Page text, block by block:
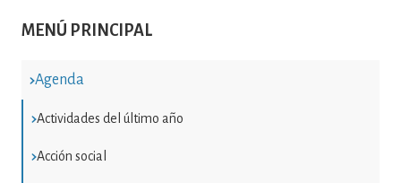
MENÚ PRINCIPAL
Agenda
Actividades del último año
Acción social